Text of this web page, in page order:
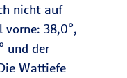
nicht auf
vorne: 38,0°,
und der
Wattiefe